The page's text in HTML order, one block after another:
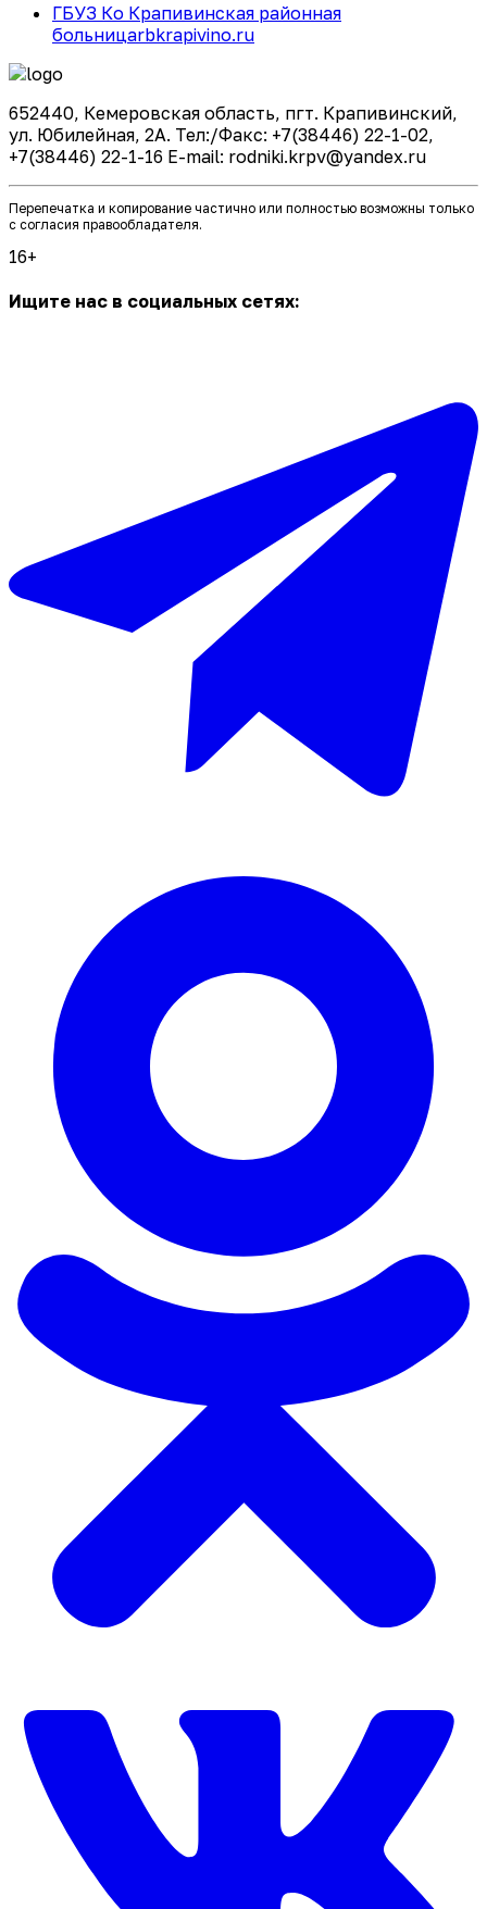
ГБУЗ Ко Крапивинская районная
больницаrbkrapivino.ru
652440, Кемеровская область, пгт. Крапивинский,
ул. Юбилейная, 2А. Тел:/Факс: +7(38446) 22-1-02,
+7(38446) 22-1-16 E-mail: rodniki.krpv@yandex.ru
Перепечатка и копирование частично или полностью возможны только
с согласия правообладателя.
16+
Ищите нас в социальных сетях: